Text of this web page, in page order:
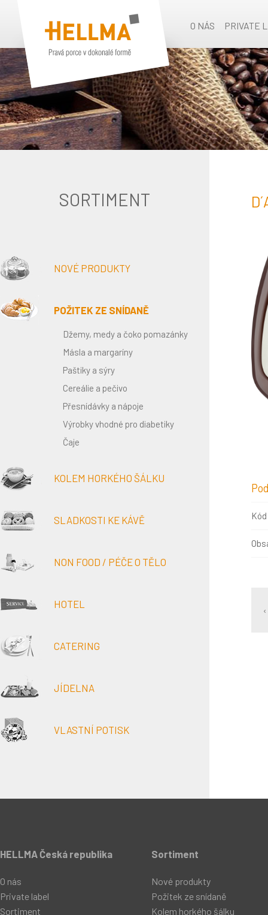
O NÁS PRIVATE
SORTIMENT
NOVÉ PRODUKTY
POŽITEK ZE SNÍDANĚ
Džemy, medy a čoko pomazánky
Másla a margaríny
Paštiky a sýry
Cereálie a pečivo
Přesnídávky a nápoje
Výrobky vhodné pro diabetiky
Čaje
KOLEM HORKÉHO ŠÁLKU
SLADKOSTI KE KÁVĚ
NON FOOD / PÉČE O TĚLO
HOTEL
CATERING
JÍDELNA
VLASTNÍ POTISK
HELLMA Česká republika
O nás
Private label
Sortiment
Sortiment
Nové produkty
Požitek ze snídaně
Kolem horkého šálku